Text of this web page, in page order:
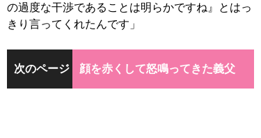
の過度な干渉であることは明らかですね』とはっ
きり言ってくれたんです」
次のページ 顔を赤くして怒鳴ってきた義父